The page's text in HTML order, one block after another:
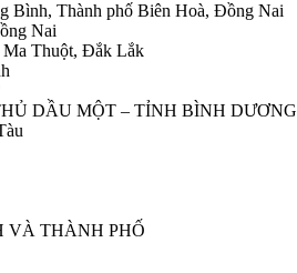
Bình, Thành phố Biên Hoà, Đồng Nai
Nai
Ma Thuột, Đắk Lắk
DẦU MỘT – TỈNH BÌNH DƯƠNG
VÀ THÀNH PHỐ